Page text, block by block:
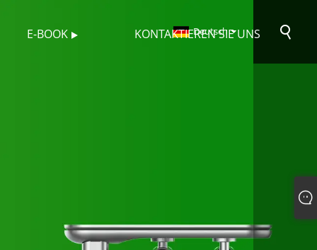
E-BOOK KONTAKTIEREN SIE UNS
Deutsch